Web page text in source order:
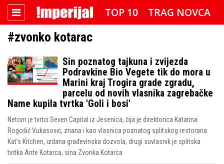
TOP 10
TRAG NOVCA
DETEKTOR
FOTO SPECIJAL
IMPERIJAL VIDEO
RADAR
IMPERIJAL & FREETIME
IMPERIJALOVE POZNATE FACE
#zvonko kotarac
Sin poznatog tajkuna i zvijezda
Podravkine Bio Vegete tik do mora u
Marini kraj Trogira grade zgradu,
parcelu od novih vlasnika zagrebačke
Name kupila tvrtka 'Goli i bosi'
Netom je tvrtci Seven Capital iz Jesenica, čija je direktorica Katarina
Rogošić Vukasović, znana i kao vlasnica poznatog splitskog restorana
Kat's Kitchen, izdana građevinska dozvola, drugi suvlasnik je splitska
tvrtka Ante Kotarca, sina Zvonka Kotarca